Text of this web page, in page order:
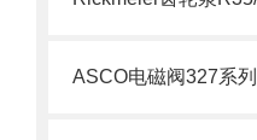
ASCO电磁阀327系